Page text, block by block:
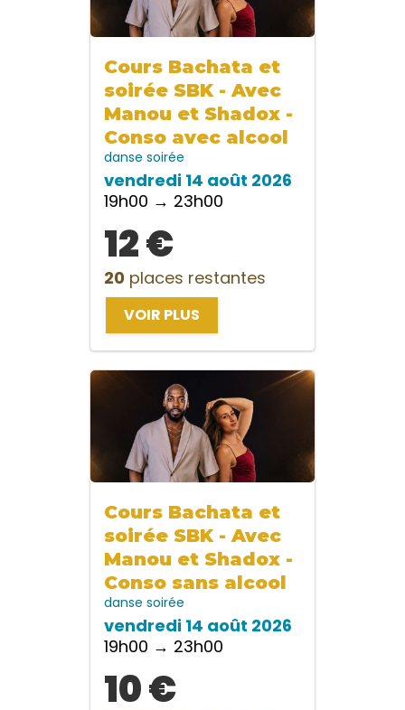
Cours Bachata et
soirée SBK - Avec
Manou et Shadox -
Conso avec alcool
danse soirée
vendredi 14 août 2026
19h00 → 23h00
12 €
20 places restantes
VOIR PLUS
Cours Bachata et
soirée SBK - Avec
Manou et Shadox -
Conso sans alcool
danse soirée
vendredi 14 août 2026
19h00 → 23h00
10 €